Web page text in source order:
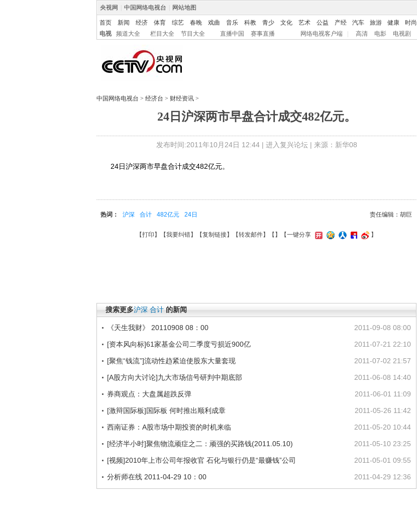
央视网 中国网络电视台 网站地图
首页 新闻 经济 体育 综艺 春晚 戏曲 音乐 科教 青少 文化 艺术 公益 产经 汽车 旅游 健康 时尚
电视
频道大全 栏目大全 节目大全 直播中国 赛事直播 网络电视客户端 高清 电影 电视剧
中国网络电视台 > 经济台 > 财经资讯 >
24日沪深两市早盘合计成交482亿元。
发布时间:2011年10月24日 12:44 | 进入复兴论坛| 来源：新华08
24日沪深两市早盘合计成交482亿元。
责任编辑：胡巨
热词： 沪深 合计 482亿元 24日
【打印 】【我要纠错】【复制链接】【转发邮件】【 】 【一键分享 】
搜索更多沪深 合计 的新闻
2011-09-08 08:00
《天生我财》 20110908 08：00
2011-07-21 22:10
[资本风向标]61家基金公司二季度亏损近900亿
2011-07-02 21:57
[聚焦“钱流”]流动性趋紧迫使股东大量套现
2011-06-08 14:40
[A股方向大讨论]九大市场信号研判中期底部
2011-06-01 11:09
券商观点：大盘属超跌反弹
2011-05-26 11:42
[激辩国际板]国际板 何时推出顺利成章
2011-05-20 10:44
西南证券：A股市场中期投资的时机来临
2011-05-10 23:25
[经济半小时]聚焦物流顽症之二：顽强的买路钱(2011.05.10)
2011-05-01 09:55
[视频]2010年上市公司年报收官 石化与银行仍是“最赚钱”公司
2011-04-29 12:36
分析师在线 2011-04-29 10：00